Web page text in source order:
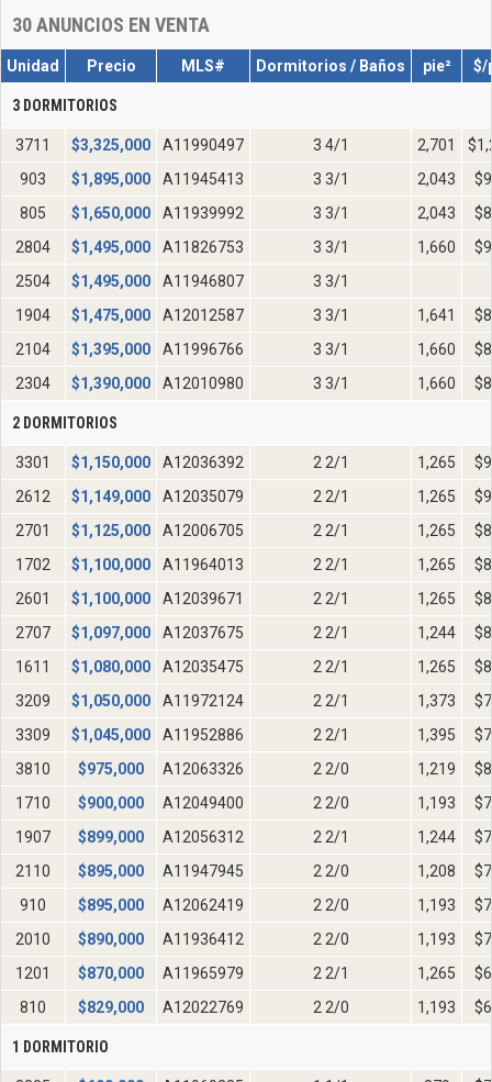
30ANUNCIOS EN VENTA
Unidad Precio MLS# Dormitorios / Baños pie² $/
3 DORMITORIOS
3711 $3,325,000 A11990497 3 4/1 2,701
903
$1,895,000 A11945413 3 3/1 2,043
805
$1,650,000 A11939992 3 3/1 2,043
2804
$1,495,000 A11826753 3 3/1 1,660
2504
$1,495,000 A11946807
3 3/1
1904
$1,475,000 A12012587 3 3/1 1,641
2104
$1,395,000 A11996766 3 3/1 1,660
2304
$1,390,000 A12010980 3 3/1 1,660
2 DORMITORIOS
3301 $1,150,000 A12036392 2 2/1 1,265
2612
$1,149,000 A12035079 2 2/1 1,265
2701
$1,125,000 A12006705 2 2/1 1,265
1702
$1,100,000 A11964013 2 2/1 1,265
2601
$1,100,000 A12039671 2 2/1 1,265
2707
$1,097,000 A12037675 2 2/1 1,244
1611
$1,080,000 A12035475 2 2/1 1,265
3209
$1,050,000 A11972124 2 2/1 1,373
3309
$1,045,000 A11952886 2 2/1 1,395
3810
$975,000 A12063326 2 2/0 1,219
1710
$900,000 A12049400 2 2/0 1,193
1907
$899,000 A12056312 2 2/1 1,244
2110
$895,000 A11947945 2 2/0 1,208
910
$895,000 A12062419 2 2/0 1,193
2010
$890,000 A11936412 2 2/0 1,193
1201
$870,000 A11965979 2 2/1 1,265
810
$829,000 A12022769 2 2/0 1,193
1 DORMITORIO